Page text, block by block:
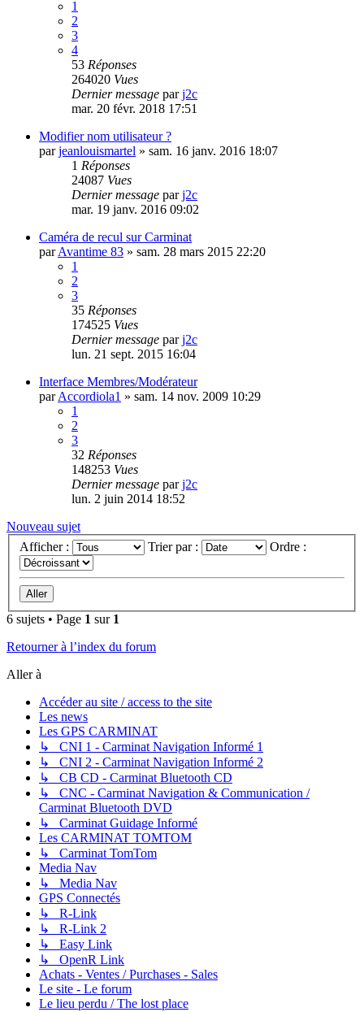
1
2
3
4
53 Réponses
264020 Vues
Dernier message parj2c
mar. 20 févr. 2018 17:51
Modifier nom utilisateur ?
parjeanlouismartel » sam. 16 janv. 2016 18:07
1 Réponses
24087 Vues
Dernier message parj2c
mar. 19 janv. 2016 09:02
Caméra de recul sur Carminat
parAvantime 83 » sam. 28 mars 2015 22:20
1
2
3
35 Réponses
174525 Vues
Dernier message parj2c
lun. 21 sept. 2015 16:04
Interface Membres/Modérateur
parAccordiola1 » sam. 14 nov. 2009 10:29
1
2
3
32 Réponses
148253 Vues
Dernier message parj2c
lun. 2 juin 2014 18:52
Nouveau sujet
Afficher :
Trier par : Ordre :
6 sujets • Page 1 sur 1
Retourner à l’index du forum
Aller à
Accéder au site / access to the site
Les news
Les GPS CARMINAT
↳ CNI 1 - Carminat Navigation Informé 1
↳ CNI 2 - Carminat Navigation Informé 2
↳ CB CD - Carminat Bluetooth CD
↳ CNC - Carminat Navigation & Communication /
Carminat Bluetooth DVD
↳ Carminat Guidage Informé
Les CARMINAT TOMTOM
↳ Carminat TomTom
Media Nav
↳ Media Nav
GPS Connectés
↳ R-Link
↳ R-Link 2
↳ Easy Link
↳ OpenR Link
Achats - Ventes / Purchases - Sales
Le site - Le forum
Le lieu perdu / The lost place